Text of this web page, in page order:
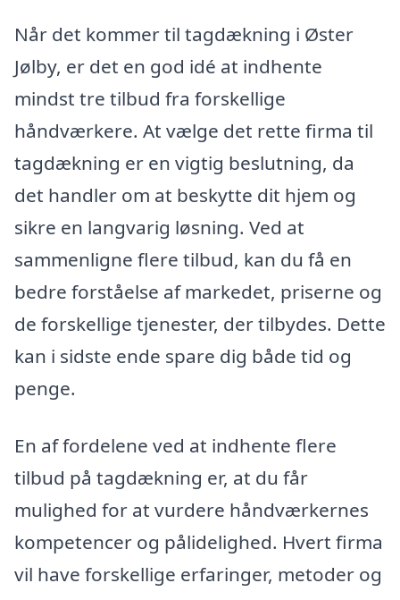
Når det kommer til tagdækning i Øster
Jølby, er det en god idé at indhente
mindst tre tilbud fra forskellige
håndværkere. At vælge det rette firma til
tagdækning er en vigtig beslutning, da
det handler om at beskytte dit hjem og
sikre en langvarig løsning. Ved at
sammenligne flere tilbud, kan du få en
bedre forståelse af markedet, priserne og
de forskellige tjenester, der tilbydes. Dette
kan i sidste ende spare dig både tid og
penge.
En af fordelene ved at indhente flere
tilbud på tagdækning er, at du får
mulighed for at vurdere håndværkernes
kompetencer og pålidelighed. Hvert firma
vil have forskellige erfaringer, metoder og